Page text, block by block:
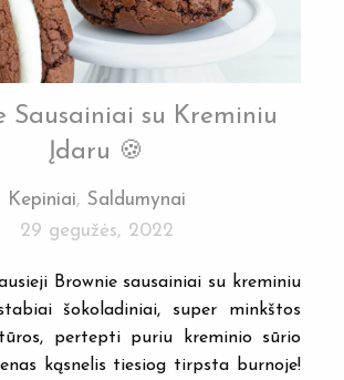
Sausainiai su Kreminiu
Įdaru 🍪
Kepiniai, Saldumynai
29 gegužės, 2022
Brownie sausainiai su kreminiu
šokoladiniai, super minkštos
pertepti puriu kreminio sūrio
kąsnelis tiesiog tirpsta burnoje!